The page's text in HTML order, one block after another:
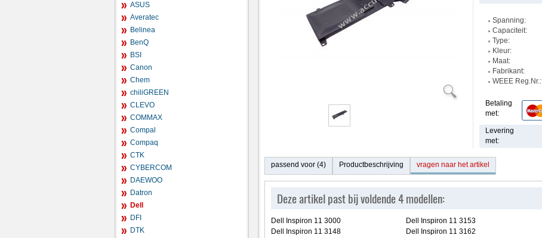
ASUS
Averatec
Belinea
BenQ
BSI
Canon
Chem
chiliGREEN
CLEVO
COMMAX
Compal
Compaq
CTK
CYBERCOM
DAEWOO
Datron
Dell
DFI
DTK
Spanning:
Capaciteit:
Type:
Kleur:
Maat:
Fabrikant:
WEEE Reg.Nr.:
Betaling
met:
Levering
met:
passend voor (4) Productbeschrijving vragen naar het artikel
Deze artikel past bij voldende 4 modellen:
Dell Inspiron 11 3000
Dell Inspiron 11 3148
Dell Inspiron 11 3153
Dell Inspiron 11 3162